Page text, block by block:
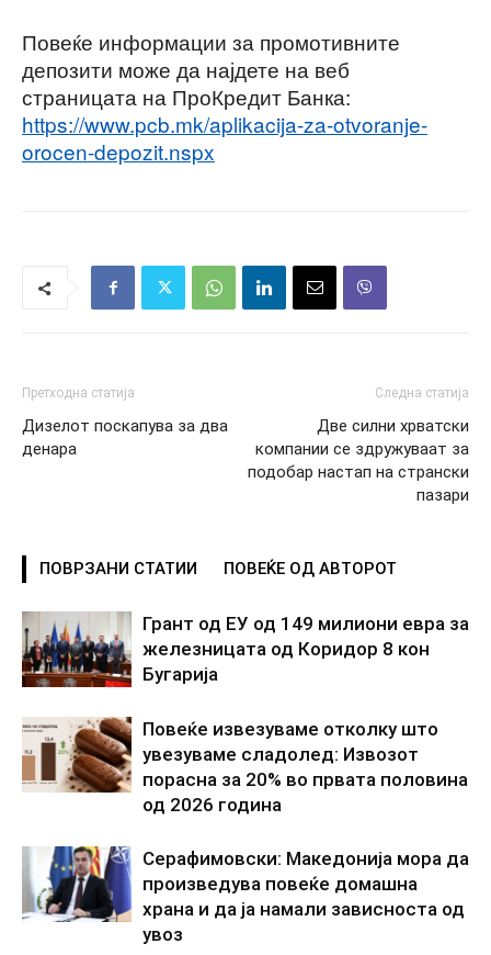
Повеќе информации за промотивните
депозити може да најдете на веб
страницата на ПроКредит Банка:
https://www.pcb.mk/aplikacija-za-otvoranje-
orocen-depozit.nspx
Претходна статија
Дизелот поскапува за два
денара
Следна статија
Две силни хрватски
компании се здружуваат за
подобар настап на странски
пазари
ПОВРЗАНИ СТАТИИ ПОВЕЌЕ ОД АВТОРОТ
Грант од ЕУ од 149 милиони евра за
железницата од Коридор 8 кон
Бугарија
Повеќе извезуваме отколку што
увезуваме сладолед: Извозот
порасна за 20% во првата половина
од 2026 година
Серафимовски: Македонија мора да
произведува повеќе домашна
храна и да ја намали зависноста од
увоз